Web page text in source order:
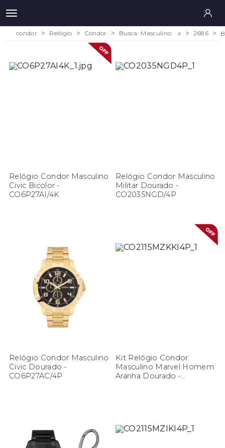
condor Relógio Condor Busca: Masculino x 2686
Relógio Condor Masculino
Civic Bicolor -
CO6P27AI/4K
Relógio Condor Masculino
Militar Dourado -
CO2035NGD/4P
Relógio Condor Masculino
Civic Dourado -
CO6P27AC/4P
Kit Relógio Condor
Masculino Marvel Homem
Aranha Dourado -